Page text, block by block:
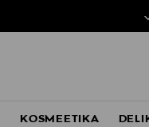
KOSMEETIKA